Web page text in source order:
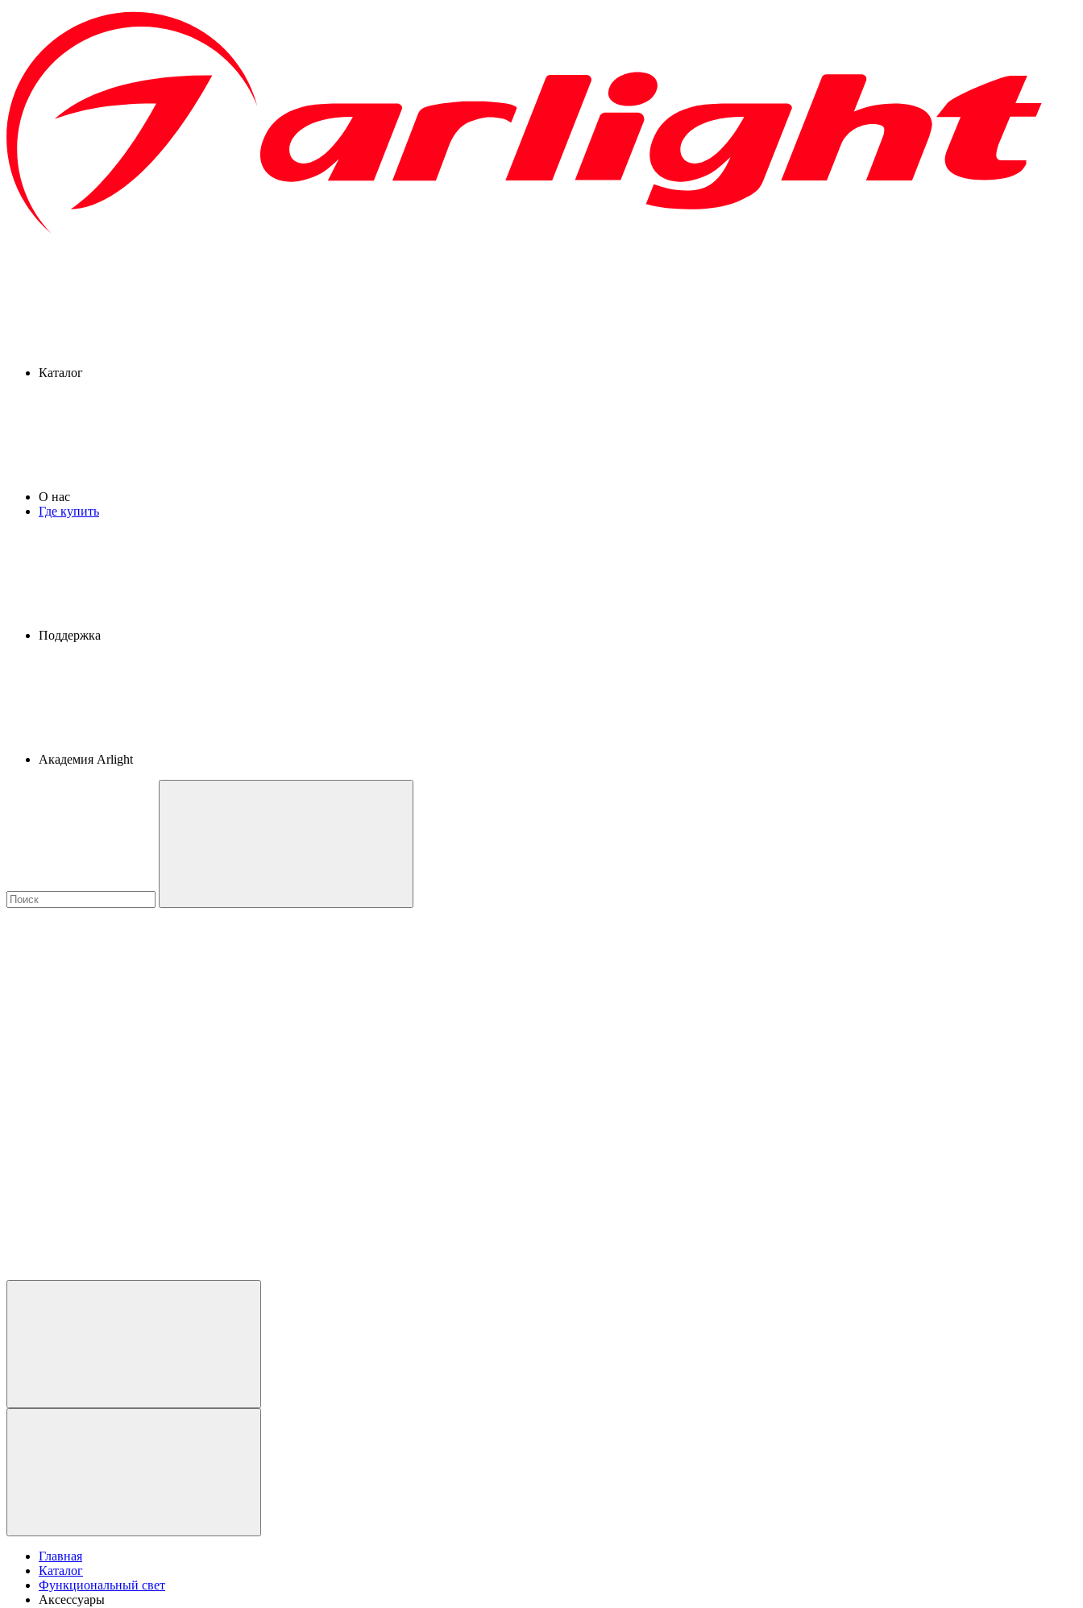
Каталог
О нас
Где купить
Поддержка
Академия Arlight
Главная
Каталог
Функциональный свет
Аксессуары